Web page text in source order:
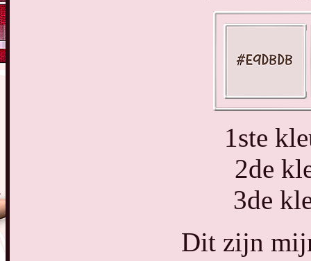
1ste
2de
3de
Dit zijn